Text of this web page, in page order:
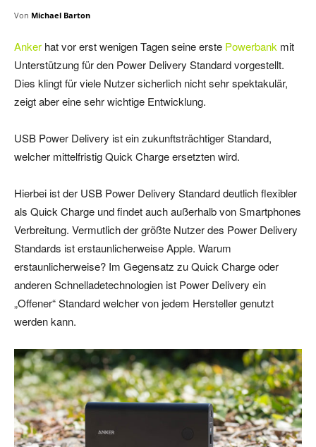
Von Michael Barton
Anker hat vor erst wenigen Tagen seine erste Powerbank mit
Unterstützung für den Power Delivery Standard vorgestellt.
Dies klingt für viele Nutzer sicherlich nicht sehr spektakulär,
zeigt aber eine sehr wichtige Entwicklung.
USB Power Delivery ist ein zukunftsträchtiger Standard,
welcher mittelfristig Quick Charge ersetzten wird.
Hierbei ist der USB Power Delivery Standard deutlich flexibler
als Quick Charge und findet auch außerhalb von Smartphones
Verbreitung. Vermutlich der größte Nutzer des Power Delivery
Standards ist erstaunlicherweise Apple. Warum
erstaunlicherweise? Im Gegensatz zu Quick Charge oder
anderen Schnelladetechnologien ist Power Delivery ein
„Offener“ Standard welcher von jedem Hersteller genutzt
werden kann.